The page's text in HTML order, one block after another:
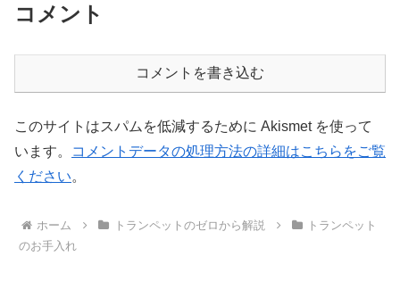
コメント
コメントを書き込む
このサイトはスパムを低減するために Akismet を使って
います。
コメントデータの処理方法の詳細はこちらをご覧
ください。
ホーム トランペットのゼロから解説
トランペット
のお手入れ